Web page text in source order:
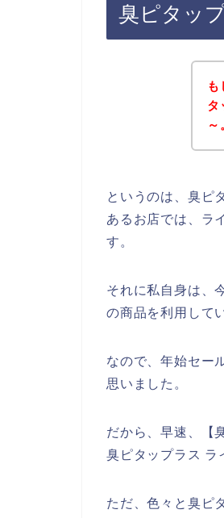
臭ピタッ
も
タ
～
というのは、臭ピ
あるお店では、ラ
す。
それに私自身は、
の商品を利用して
なので、年始セー
思いました。
だから、早速、【
臭ピタップラス ラ
ただ、色々と臭ピ